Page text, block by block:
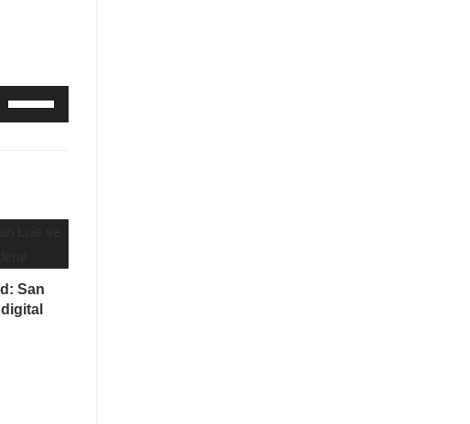
Utiliza
las
arriba/abajo
aumentar
o
disminuir
San